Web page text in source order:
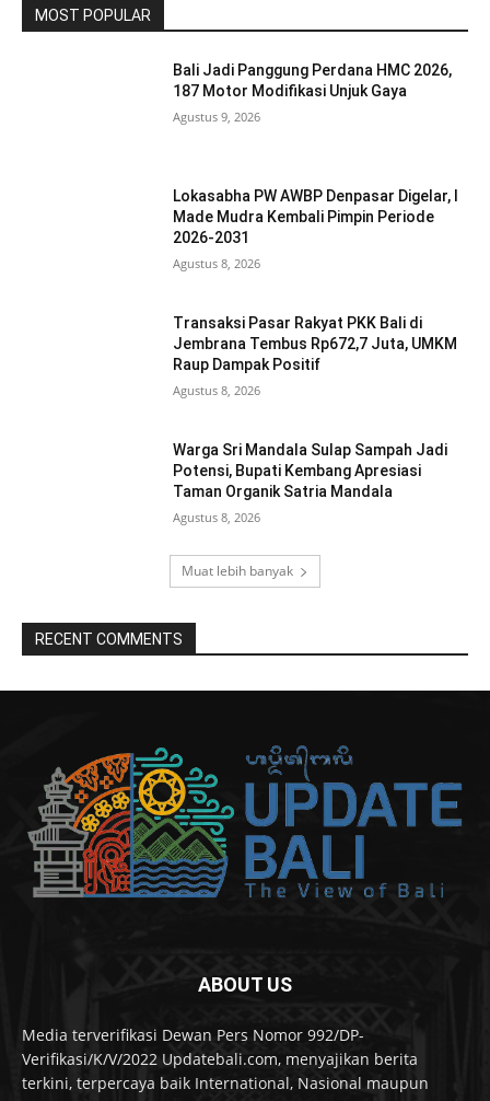
MOST POPULAR
Bali Jadi Panggung Perdana HMC 2026,
187 Motor Modifikasi Unjuk Gaya
Agustus 9, 2026
Lokasabha PW AWBP Denpasar Digelar, I
Made Mudra Kembali Pimpin Periode
2026-2031
Agustus 8, 2026
Transaksi Pasar Rakyat PKK Bali di
Jembrana Tembus Rp672,7 Juta, UMKM
Raup Dampak Positif
Agustus 8, 2026
Warga Sri Mandala Sulap Sampah Jadi
Potensi, Bupati Kembang Apresiasi
Taman Organik Satria Mandala
Agustus 8, 2026
Muat lebih banyak
RECENT COMMENTS
ABOUT US
Media terverifikasi Dewan Pers Nomor 992/DP-
Verifikasi/K/V/2022 Updatebali.com, menyajikan berita
terkini, terpercaya baik International, Nasional maupun